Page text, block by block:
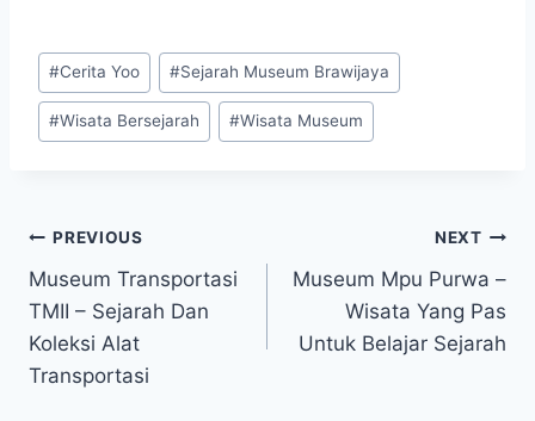
e
b
o
o
t
e
r
t
s
A
p
p
e
e
g
r
a
e
r
e
Post
Tags:
#Cerita Yoo #Sejarah Museum Brawijaya
#Wisata Bersejarah #Wisata Museum
Post
navigation
PREVIOUS
Museum Transportasi
TMII – Sejarah Dan
Koleksi Alat
Transportasi
NEXT
Museum Mpu Purwa –
Wisata Yang Pas
Untuk Belajar Sejarah